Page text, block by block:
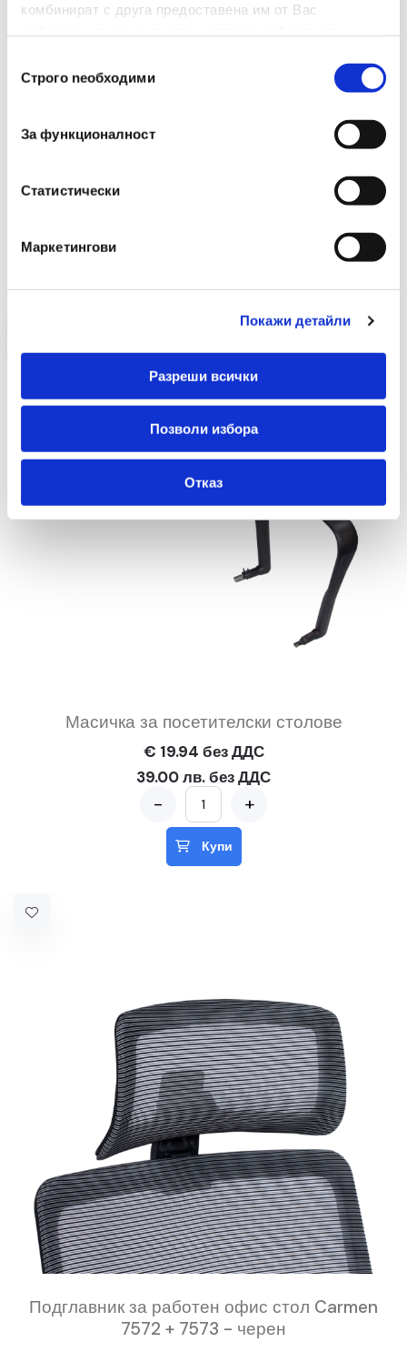
комбинират с друга предоставена им от Вас
наСтрого nеобходими
За функционалност
Статистически
Маркетингови
Покажи детайли
Разреши всички
Позволи избора
Отказ
Възглавница за офис контейнер CR-
1814/1816/1817
Масичка за посетителски столове
€ 19.94 без ДДС
39.00 лв. без ДДС
- +
Купи
Подглавник за работен офис стол Carmen
7572 + 7573 - черен